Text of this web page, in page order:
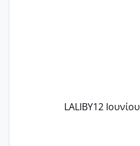
LALIBY12 Ιουνίου